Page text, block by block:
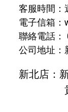
客服時間：
電子信箱：
聯絡電話：
公司地址：
新北店：
貴角
（營